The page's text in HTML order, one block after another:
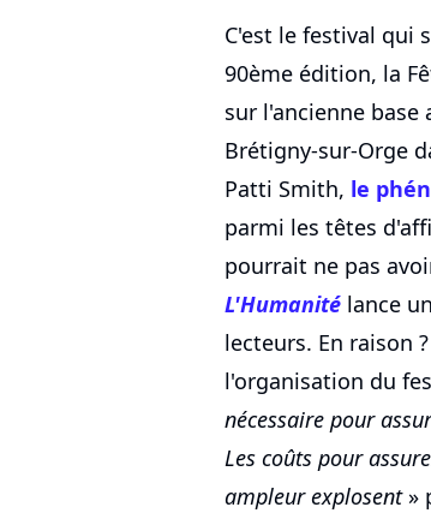
C'est le festival qui
90ème édition, la
sur l'ancienne base
Brétigny-sur-Orge
Patti Smith, le
parmi les têtes
pourrait ne pas
L'Humanité lance
lecteurs. En raison
l'organisation du
nécessaire pour
Les coûts pour
ampleur explosent»